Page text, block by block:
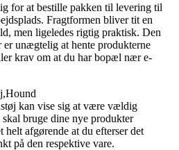
for at bestille pakken til levering til
Fragtformen bliver tit en
men ligeledes rigtig praktisk. Den
unægtelig at hente produkterne
krav om at du har bopæl nær e-
kan vise sig at være vældig
bruge dine nye produkter
helt afgørende at du efterser det
på den respektive vare.